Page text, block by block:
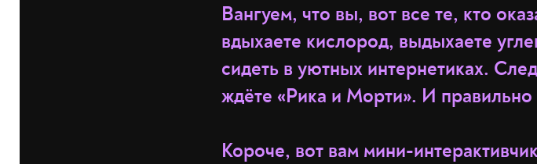
Вангуем, что вы, вот все те, кто
вдыхаете кислород, выдыхаете
сидеть в уютных интернетиках.
ждёте «Рика и Морти». И правильно
Короче, вот вам мини-